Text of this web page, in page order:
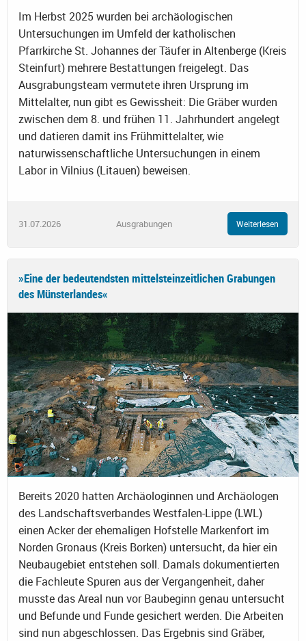
Im Herbst 2025 wurden bei archäologischen
Untersuchungen im Umfeld der katholischen
Pfarrkirche St. Johannes der Täufer in Altenberge (Kreis
Steinfurt) mehrere Bestattungen freigelegt. Das
Ausgrabungsteam vermutete ihren Ursprung im
Mittelalter, nun gibt es Gewissheit: Die Gräber wurden
zwischen dem 8. und frühen 11. Jahrhundert angelegt
und datieren damit ins Frühmittelalter, wie
naturwissenschaftliche Untersuchungen in einem
Labor in Vilnius (Litauen) beweisen.
31.07.2026 Ausgrabungen Weiterlesen
»Eine der bedeutendsten mittelsteinzeitlichen Grabungen
des Münsterlandes«
Bereits 2020 hatten Archäologinnen und Archäologen
des Landschaftsverbandes Westfalen-Lippe (LWL)
einen Acker der ehemaligen Hofstelle Markenfort im
Norden Gronaus (Kreis Borken) untersucht, da hier ein
Neubaugebiet entstehen soll. Damals dokumentierten
die Fachleute Spuren aus der Vergangenheit, daher
musste das Areal nun vor Baubeginn genau untersucht
und Befunde und Funde gesichert werden. Die Arbeiten
sind nun abgeschlossen. Das Ergebnis sind Gräber,